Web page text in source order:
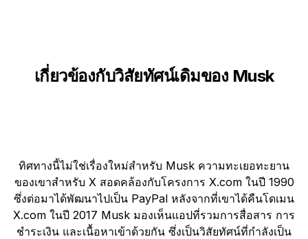
เกี่ยวข้องกับวิสัยทัศน์เดิมของ Musk
ทิศทางนี้ไม่ใช่เรื่องใหม่สำหรับ Musk ความทะเยอทะยาน
ของเขาสำหรับ X สอดคล้องกับโครงการ X.com ในปี 1990
ซึ่งต่อมาได้พัฒนาไปเป็น PayPal หลังจากที่เขาได้คืนโดเมน
X.com ในปี 2017 Musk มองเห็นแอปที่รวมการสื่อสาร การ
ชำระเงิน และเนื้อหาเข้าด้วยกัน ซึ่งเป็นวิสัยทัศน์ที่กำลังเป็น